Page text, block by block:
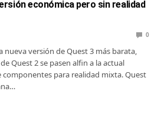
económica pero sin realidad
0
nueva versión de Quest 3 más barata,
Quest 2 se pasen alfin a la actual
componentes para realidad mixta. Quest